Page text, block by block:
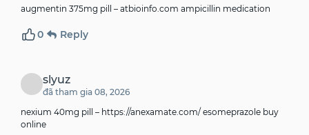
augmentin 375mg pill – atbioinfo.com ampicillin medication
0 Reply
slyuz
đã tham gia 08, 2026
nexium 40mg pill – https://anexamate.com/ esomeprazole buy
online